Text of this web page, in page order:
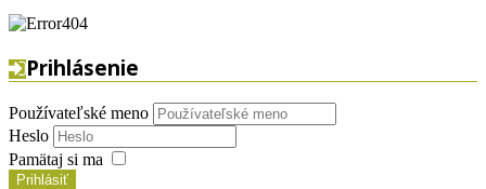
Prihlásenie
Používateľské meno
Heslo
Pamätaj si ma
Prihlásiť